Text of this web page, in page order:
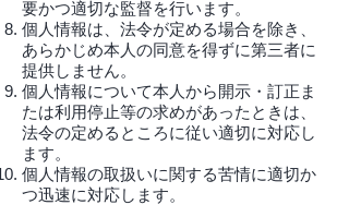
要かつ適切な監督を行います。
個人情報は、法令が定める場合を除き、
あらかじめ本人の同意を得ずに第三者に
提供しません。
個人情報について本人から開示・訂正ま
たは利用停止等の求めがあったときは、
法令の定めるところに従い適切に対応し
ます。
個人情報の取扱いに関する苦情に適切か
つ迅速に対応します。